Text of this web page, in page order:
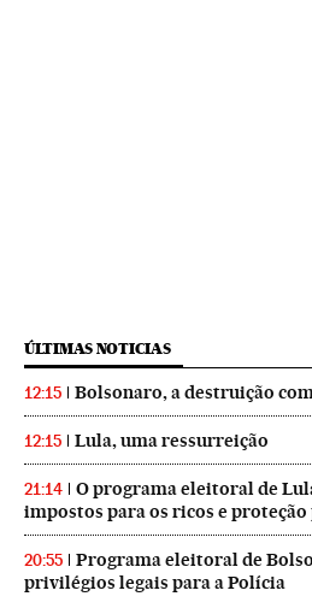
ÚLTIMAS NOTICIAS
12:15 Bolsonaro, a destruição
12:15 Lula, uma ressurreição
21:14
O programa eleitoral de
impostos para os ricos e
20:55
Programa eleitoral de
privilégios legais para a Polícia